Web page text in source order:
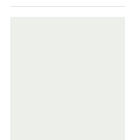
passagem marcante